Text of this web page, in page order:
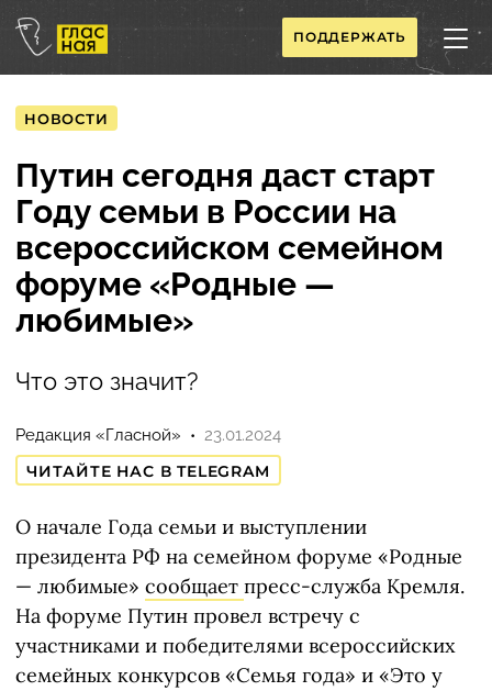
ПОДДЕРЖАТЬ
НОВОСТИ
Путин сегодня даст старт
Году семьи в России на
всероссийском семейном
форуме «Родные —
любимые»
Что это значит?
Редакция «Гласной»
23.01.2024
ЧИТАЙТЕ НАС В TELEGRAM
О начале Года семьи и выступлении
президента РФ на семейном форуме «Родные
— любимые» сообщает пресс-служба Кремля.
На форуме Путин провел встречу с
участниками и победителями всероссийских
семейных конкурсов «Семья года» и «Это у